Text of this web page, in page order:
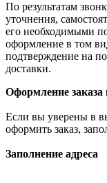
По результатам
уточнения,
его необходимыми
оформление в том
подтверждение на
доставки.
Оформление
Если вы уверены в
оформить заказ,
Заполнение адреса